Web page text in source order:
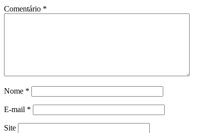
Comentário *
Nome *
E-mail *
Site